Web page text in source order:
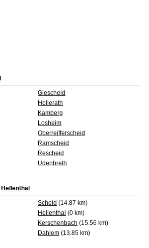
Giescheid
Hollerath
Kamberg
Losheim
Oberreifferscheid
Ramscheid
Rescheid
Udenbreth
Hellenthal
Scheid (14.87 km)
Hellenthal (0 km)
Kerschenbach (15.56 km)
Dahlem (13.85 km)